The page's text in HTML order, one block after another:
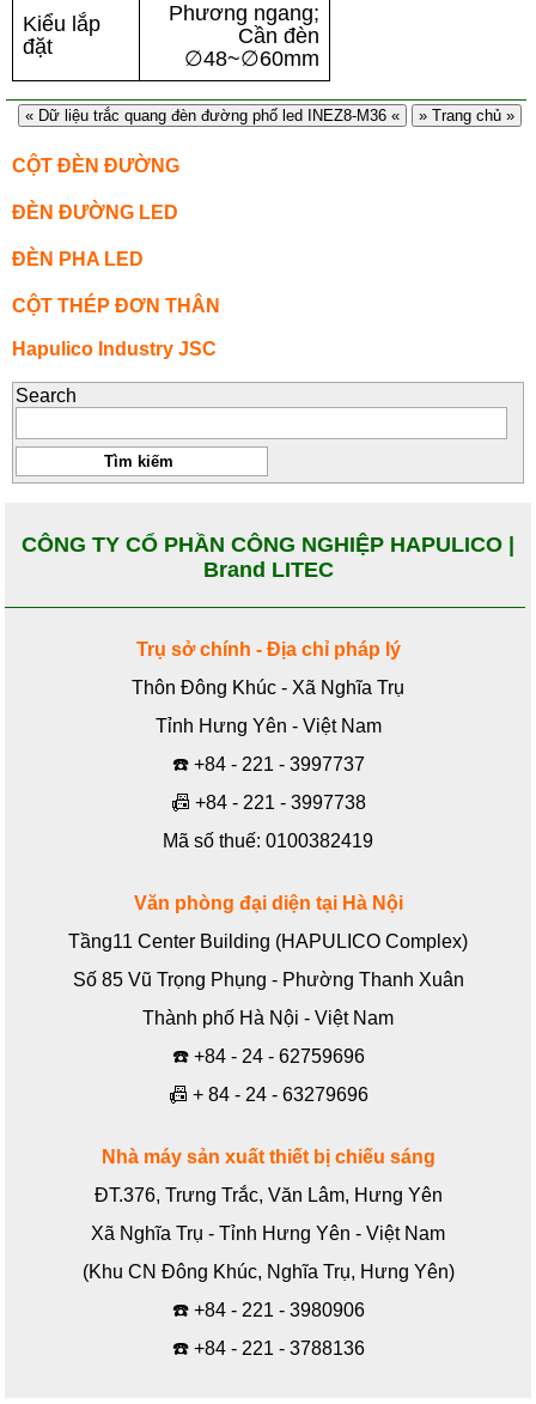
Kiểu lắp
đặt
Phương ngang;
Cần đèn
∅48~∅60mm
« Dữ liệu trắc quang đèn đường phố led INEZ8-M36 « » Trang chủ »
CỘT ĐÈN ĐƯỜNG
ĐÈN ĐƯỜNG LED
ĐÈN PHA LED
CỘT THÉP ĐƠN THÂN
Hapulico Industry JSC
Search
CÔNG TY CỔ PHẦN CÔNG NGHIỆP HAPULICO |
Brand LITEC
Trụ sở chính - Địa chỉ pháp lý
Thôn Đông Khúc - Xã Nghĩa Trụ
Tỉnh Hưng Yên - Việt Nam
☎️ +84 - 221 - 3997737
📠 +84 - 221 - 3997738
Mã số thuế: 0100382419
Văn phòng đại diện tại Hà Nội
Tầng11 Center Building (HAPULICO Complex)
Số 85 Vũ Trọng Phụng - Phường Thanh Xuân
Thành phố Hà Nội - Việt Nam
☎️ +84 - 24 - 62759696
📠 + 84 - 24 - 63279696
Nhà máy sản xuất thiết bị chiếu sáng
ĐT.376, Trưng Trắc, Văn Lâm, Hưng Yên
Xã Nghĩa Trụ - Tỉnh Hưng Yên - Việt Nam
(Khu CN Đông Khúc, Nghĩa Trụ, Hưng Yên)
☎️ +84 - 221 - 3980906
☎️ +84 - 221 - 3788136